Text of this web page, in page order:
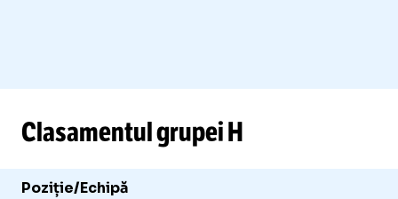
Clasamentul grupei H
Poziție/Echipă